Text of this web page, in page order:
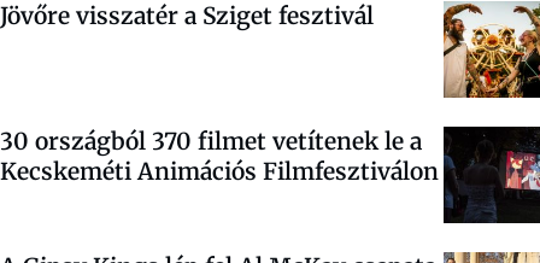
Jövőre visszatér a Sziget fesztivál
30 országból 370 filmet vetítenek le a
Kecskeméti Animációs Filmfesztiválon